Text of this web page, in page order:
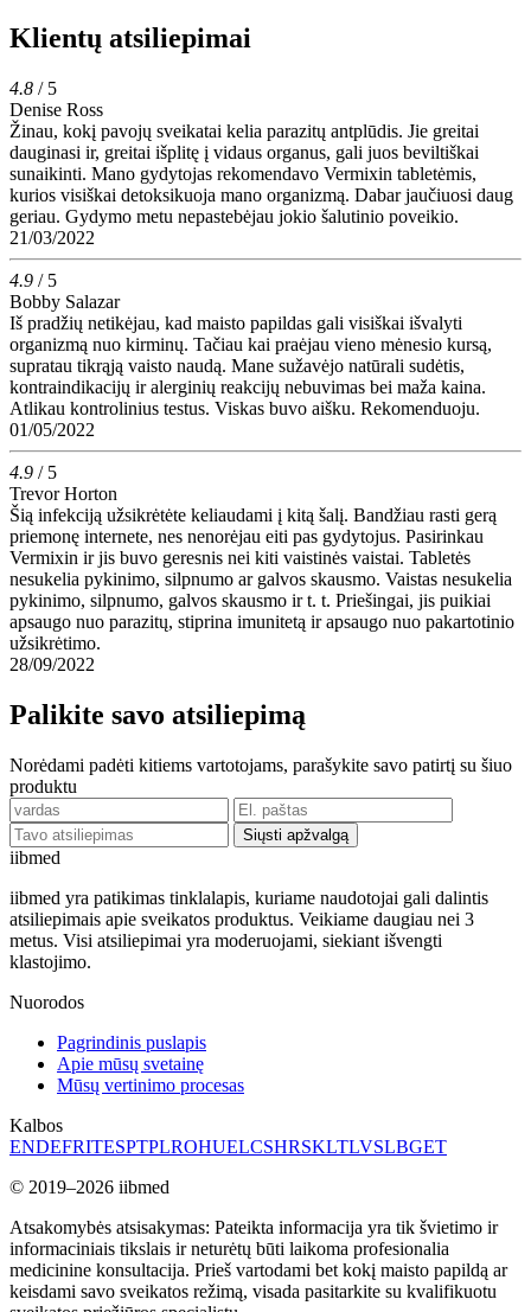
Klientų atsiliepimai
4.8 / 5
Denise Ross
Žinau, kokį pavojų sveikatai kelia parazitų antplūdis. Jie greitai
dauginasi ir, greitai išplitę į vidaus organus, gali juos beviltiškai
sunaikinti. Mano gydytojas rekomendavo Vermixin tabletėmis,
kurios visiškai detoksikuoja mano organizmą. Dabar jaučiuosi daug
geriau. Gydymo metu nepastebėjau jokio šalutinio poveikio.
21/03/2022
4.9 / 5
Bobby Salazar
Iš pradžių netikėjau, kad maisto papildas gali visiškai išvalyti
organizmą nuo kirminų. Tačiau kai praėjau vieno mėnesio kursą,
supratau tikrąją vaisto naudą. Mane sužavėjo natūrali sudėtis,
kontraindikacijų ir alerginių reakcijų nebuvimas bei maža kaina.
Atlikau kontrolinius testus. Viskas buvo aišku. Rekomenduoju.
01/05/2022
4.9 / 5
Trevor Horton
Šią infekciją užsikrėtėte keliaudami į kitą šalį. Bandžiau rasti gerą
priemonę internete, nes nenorėjau eiti pas gydytojus. Pasirinkau
Vermixin ir jis buvo geresnis nei kiti vaistinės vaistai. Tabletės
nesukelia pykinimo, silpnumo ar galvos skausmo. Vaistas nesukelia
pykinimo, silpnumo, galvos skausmo ir t. t. Priešingai, jis puikiai
apsaugo nuo parazitų, stiprina imunitetą ir apsaugo nuo pakartotinio
užsikrėtimo.
28/09/2022
Palikite savo atsiliepimą
Norėdami padėti kitiems vartotojams, parašykite savo patirtį su šiuo
produktu
Siųsti apžvalgą
iibmed
iibmed yra patikimas tinklalapis, kuriame naudotojai gali dalintis
atsiliepimais apie sveikatos produktus. Veikiame daugiau nei 3
metus. Visi atsiliepimai yra moderuojami, siekiant išvengti
klastojimo.
Nuorodos
Pagrindinis puslapis
Apie mūsų svetainę
Mūsų vertinimo procesas
Kalbos
ENDEFRITESPTPLROHUELCSHRSKLTLVSLBGET
© 2019–2026 iibmed
Atsakomybės atsisakymas: Pateikta informacija yra tik švietimo ir
informaciniais tikslais ir neturėtų būti laikoma profesionalia
medicinine konsultacija. Prieš vartodami bet kokį maisto papildą ar
keisdami savo sveikatos režimą, visada pasitarkite su kvalifikuotu